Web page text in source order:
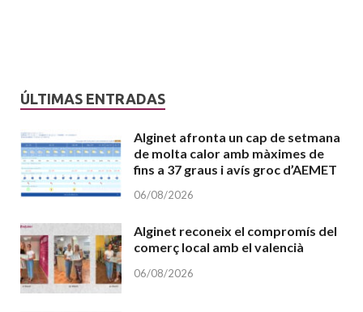
ÚLTIMAS ENTRADAS
Alginet afronta un cap de setmana
de molta calor amb màximes de
fins a 37 graus i avís groc d’AEMET
06/08/2026
Alginet reconeix el compromís del
comerç local amb el valencià
06/08/2026